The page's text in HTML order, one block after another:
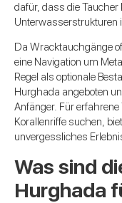
dafür, dass die Taucher
Unterwasserstrukturen
Da Wracktauchgänge
eine Navigation um
Regel als optionale
Hurghada angeboten
Anfänger. Für
Korallenriffe suchen,
unvergessliches
Was sind
Hurghada